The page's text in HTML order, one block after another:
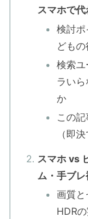
スマホで
検討
ども
検索ユ
ラい
か
この
（即
スマホ vs
ム・手ブ
画質と
HDRの